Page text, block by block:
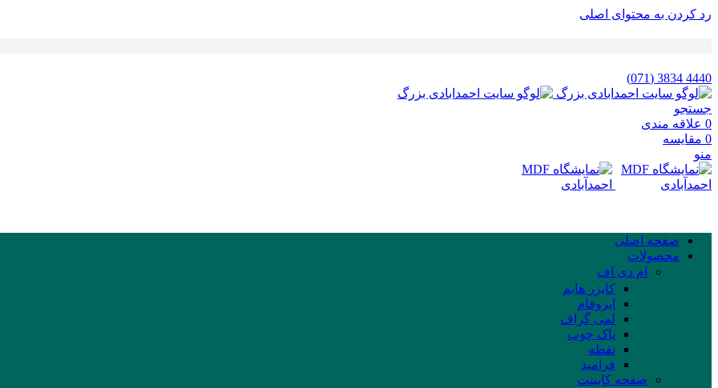
رد کردن به محتوای اصلی
4440 3834 (071)
جستجو
0 علاقه مندی
0 مقایسه
منو
صفحه اصلی
محصولات
ام دی اف
کایزر هایم
ایزوفام
لمی گراف
پاک چوب
نقطه
فرامید
صفحه کابینت